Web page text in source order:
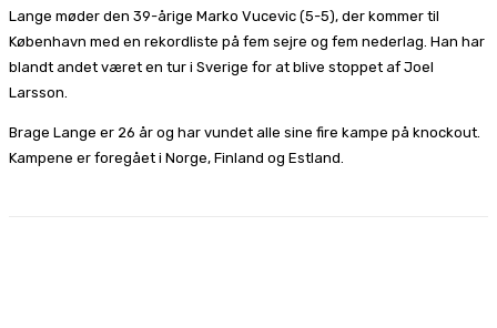
Lange møder den 39-årige Marko Vucevic (5-5), der kommer til
København med en rekordliste på fem sejre og fem nederlag. Han har
blandt andet været en tur i Sverige for at blive stoppet af Joel
Larsson.
Brage Lange er 26 år og har vundet alle sine fire kampe på knockout.
Kampene er foregået i Norge, Finland og Estland.